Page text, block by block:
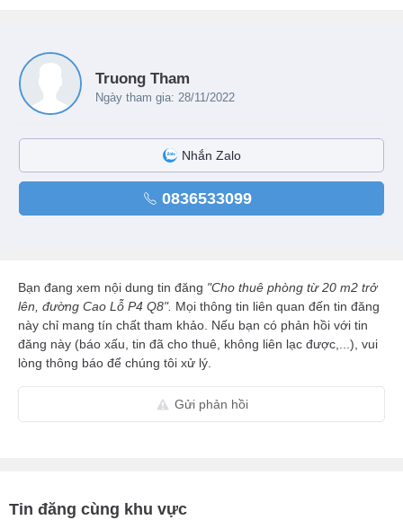
Truong Tham
Ngày tham gia: 28/11/2022
Nhắn Zalo
0836533099
Bạn đang xem nội dung tin đăng "Cho thuê phòng từ 20 m2 trở
lên, đường Cao Lỗ P4 Q8". Mọi thông tin liên quan đến tin đăng
này chỉ mang tín chất tham khảo. Nếu bạn có phản hồi với tin
đăng này (báo xấu, tin đã cho thuê, không liên lạc được,...), vui
lòng thông báo để chúng tôi xử lý.
Gửi phản hồi
Tin đăng cùng khu vực